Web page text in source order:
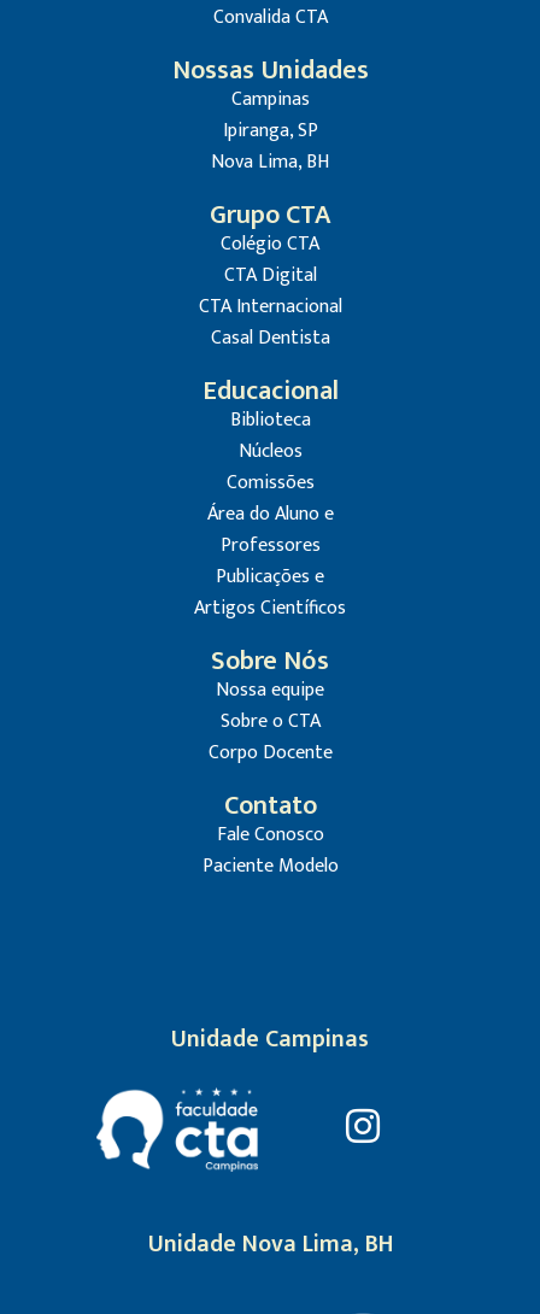
Convalida CTA
Nossas Unidades
Campinas
Ipiranga, SP
Nova Lima, BH
Grupo CTA
Colégio CTA
CTA Digital
CTA Internacional
Casal Dentista
Educacional
Biblioteca
Núcleos
Comissões
Área do Aluno e
Professores
Publicações e
Artigos Científicos
Sobre Nós
Nossa equipe
Sobre o CTA
Corpo Docente
Contato
Fale Conosco
Paciente Modelo
Unidade Campinas
Unidade Nova Lima, BH